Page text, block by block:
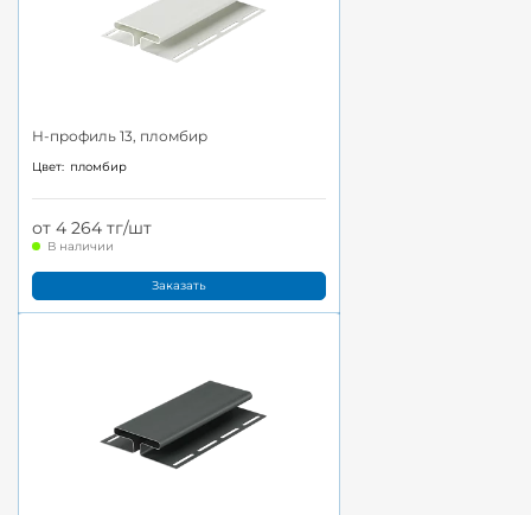
H-профиль 13, пломбир
Цвет: пломбир
от 4 264 тг/шт
В наличии
Заказать